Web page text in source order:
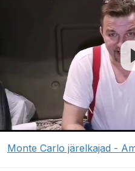
Monte Carlo järelkajad -